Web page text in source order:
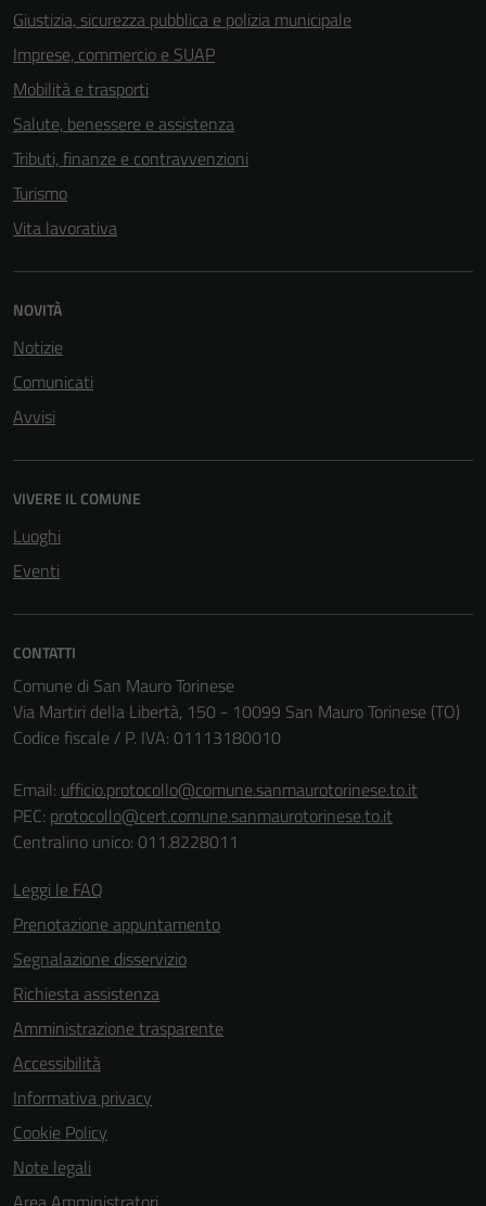
Giustizia, sicurezza pubblica e polizia municipale
Imprese, commercio e SUAP
Mobilità e trasporti
Salute, benessere e assistenza
Tributi, finanze e contravvenzioni
Turismo
Vita lavorativa
NOVITÀ
Notizie
Comunicati
Avvisi
VIVERE IL COMUNE
Luoghi
Eventi
CONTATTI
Comune di San Mauro Torinese
Via Martiri della Libertà, 150 - 10099 San Mauro Torinese (TO)
Codice fiscale / P. IVA: 01113180010
Email: ufficio.protocollo@comune.sanmaurotorinese.to.it
PEC: protocollo@cert.comune.sanmaurotorinese.to.it
Centralino unico: 011.8228011
Leggi le FAQ
Prenotazione appuntamento
Segnalazione disservizio
Richiesta assistenza
Amministrazione trasparente
Accessibilità
Informativa privacy
Cookie Policy
Note legali